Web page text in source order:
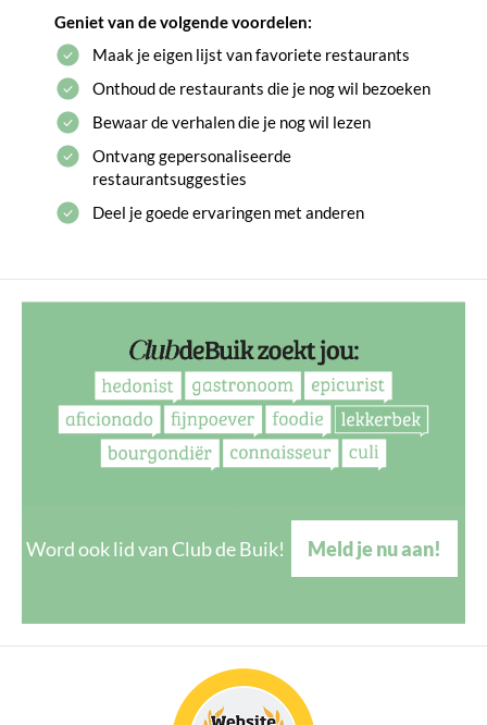
Geniet van de volgende voordelen:
Maak je eigen lijst van favoriete restaurants
Onthoud de restaurants die je nog wil bezoeken
Bewaar de verhalen die je nog wil lezen
Ontvang gepersonaliseerde
restaurantsuggesties
Deel je goede ervaringen met anderen
Word ook lid van Club de Buik! Meld je nu aan!